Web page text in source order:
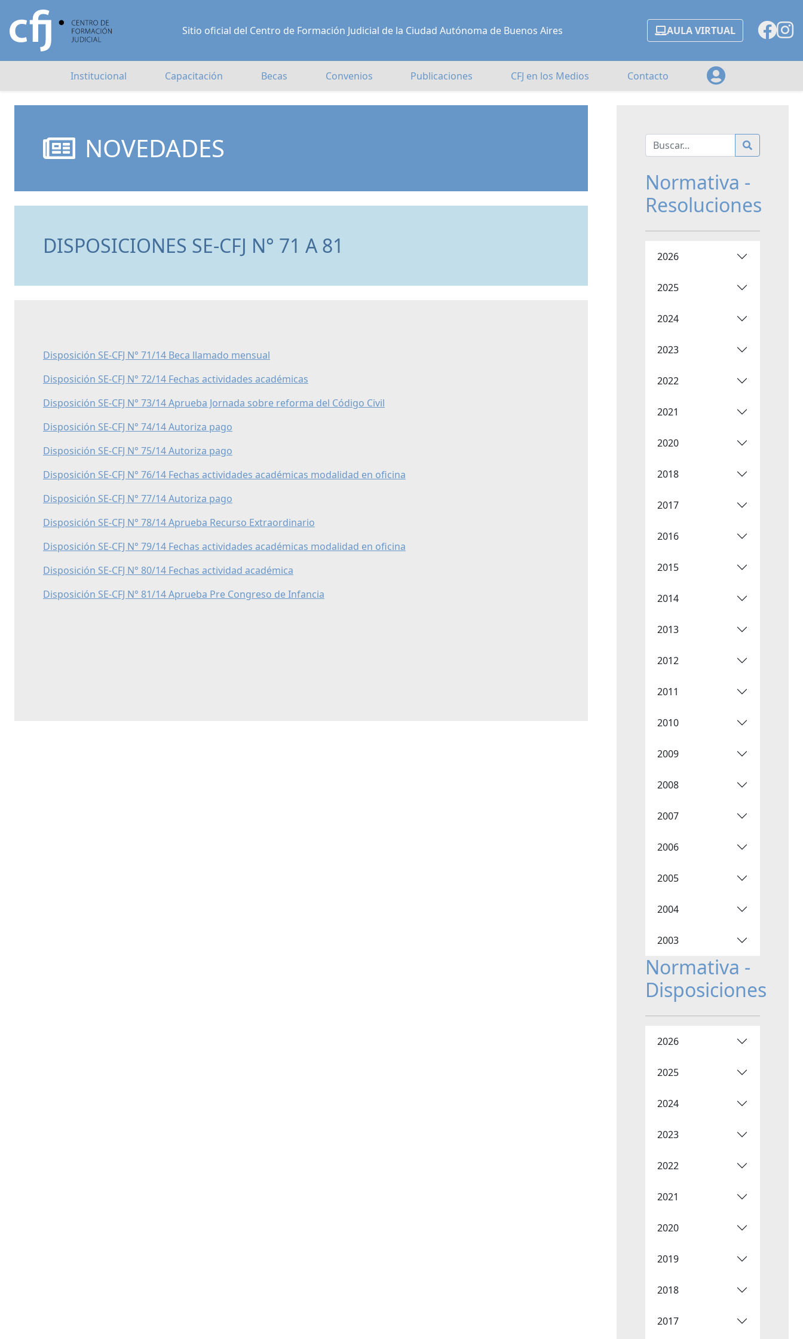
Sitio oficial del Centro de Formación Judicial de la Ciudad Autónoma de Buenos Aires AULA VIRTUAL
Institucional Capacitación Becas Convenios Publicaciones CFJ en los Medios Contacto
NOVEDADES
DISPOSICIONES SE-CFJ N° 71 A 81
Disposición SE-CFJ N° 71/14 Beca llamado mensual
Disposición SE-CFJ N° 72/14 Fechas actividades académicas
Disposición SE-CFJ N° 73/14 Aprueba Jornada sobre reforma del Código Civil
Disposición SE-CFJ N° 74/14 Autoriza pago
Disposición SE-CFJ N° 75/14 Autoriza pago
Disposición SE-CFJ N° 76/14 Fechas actividades académicas modalidad en oficina
Disposición SE-CFJ N° 77/14 Autoriza pago
Disposición SE-CFJ N° 78/14 Aprueba Recurso Extraordinario
Disposición SE-CFJ N° 79/14 Fechas actividades académicas modalidad en oficina
Disposición SE-CFJ N° 80/14 Fechas actividad académica
Disposición SE-CFJ N° 81/14 Aprueba Pre Congreso de Infancia
Normativa -
Resoluciones
2026
2025
2024
2023
2022
2021
2020
2018
2017
2016
2015
2014
2013
2012
2011
2010
2009
2008
2007
2006
2005
2004
2003
Normativa -
Disposiciones
2026
2025
2024
2023
2022
2021
2020
2019
2018
2017